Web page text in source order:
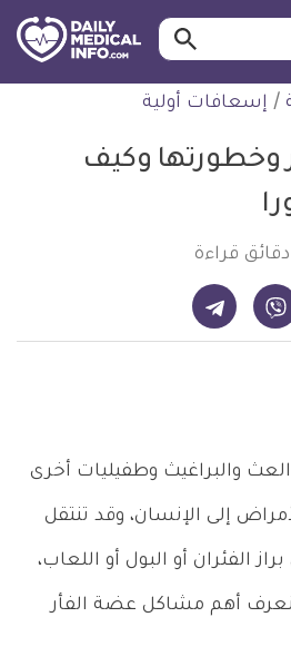
ابحث…
/ إسعافات أولية
وخطورتها وكيف
قراءة
شارك على فايبر - ديلي ميديكال انفو شارك على تيليجرام - ديلي ميديكال انفو
والبراغيث وطفيليات أخرى
إلى الإنسان، وقد تنتقل
الفئران أو البول أو اللعاب،
أهم مشاكل عضة الفأر